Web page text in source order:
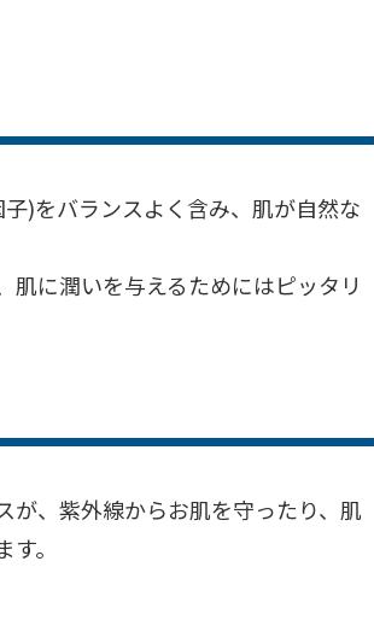
)をバランスよく含み、肌が自然な
に潤いを与えるためにはピッタリ
が、紫外線からお肌を守ったり、肌
。